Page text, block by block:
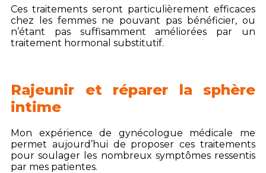
Ces traitements seront particulièrement efficaces
chez les femmes ne pouvant pas bénéficier, ou
n’étant pas suffisamment améliorées par un
traitement hormonal substitutif.
Rajeunir et réparer la sphère
intime
Mon expérience de gynécologue médicale me
permet aujourd’hui de proposer ces traitements
pour soulager les nombreux symptômes ressentis
par mes patientes.